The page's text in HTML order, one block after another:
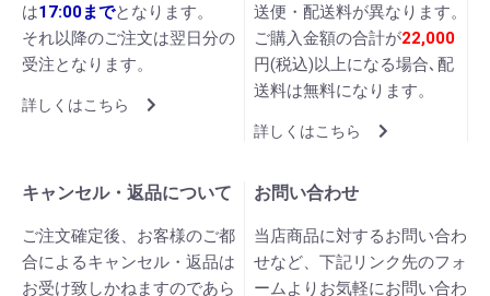
は17:00までとなります。
それ以降のご注文は翌日分の
受注となります。
詳しくはこちら
送便・配送料が異なります。
ご購入金額の合計が22,000
円(税込)以上になる場合､配
送料は無料になります。
詳しくはこちら
キャンセル・返品について
ご注文確定後、お客様のご都
合によるキャンセル・返品は
お受け致しかねますのであら
お問い合わせ
当店商品に対するお問い合わ
せなど、下記リンク先のフォ
ームよりお気軽にお問い合わ